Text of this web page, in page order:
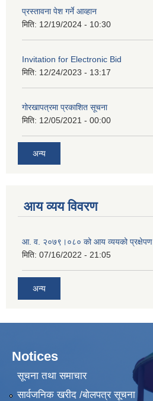
प्रस्तावना पेश गर्ने आव्हान
मिति: 12/19/2024 - 10:30
Invitation for Electronic Bid
मिति: 12/24/2023 - 13:17
गोरखापत्रमा प्रकाशित सूचना
मिति: 12/05/2021 - 00:00
अन्य
आय व्यय विवरण
आ. व. २०७९।०८० को आय व्ययको प्रक्षेपण
मिति: 07/16/2022 - 21:05
अन्य
Notices
सूचना तथा समाचार
सार्वजनिक खरीद /बोलपत्र सूचना